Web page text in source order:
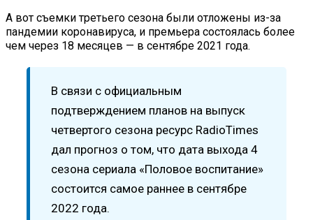
А вот съемки третьего сезона были отложены из-за
пандемии коронавируса, и премьера состоялась более
чем через 18 месяцев — в сентябре 2021 года.
В связи с официальным
подтверждением планов на выпуск
четвертого сезона ресурс RadioTimes
дал прогноз о том, что дата выхода 4
сезона сериала «Половое воспитание»
состоится самое раннее в сентябре
2022 года.